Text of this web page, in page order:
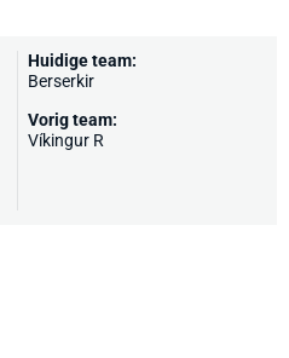
Huidige team:
Berserkir
Vorig team:
Víkingur R